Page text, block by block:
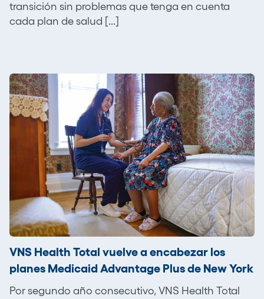
transición sin problemas que tenga en cuenta
cada plan de salud [...]
VNS Health Total vuelve a encabezar los
planes Medicaid Advantage Plus de New York
Por segundo año consecutivo, VNS Health Total